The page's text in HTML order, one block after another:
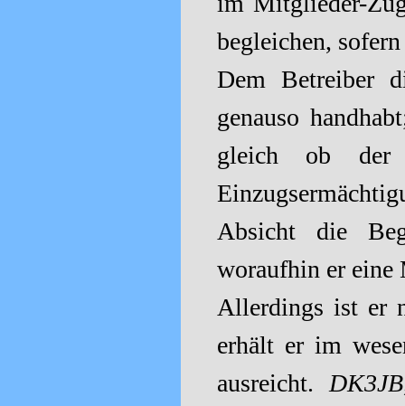
begleichen,
Dem Betreiber
genauso
gleich ob der
Absicht die
woraufhin er eine
Allerdings ist er
erhält er im
ausreicht.